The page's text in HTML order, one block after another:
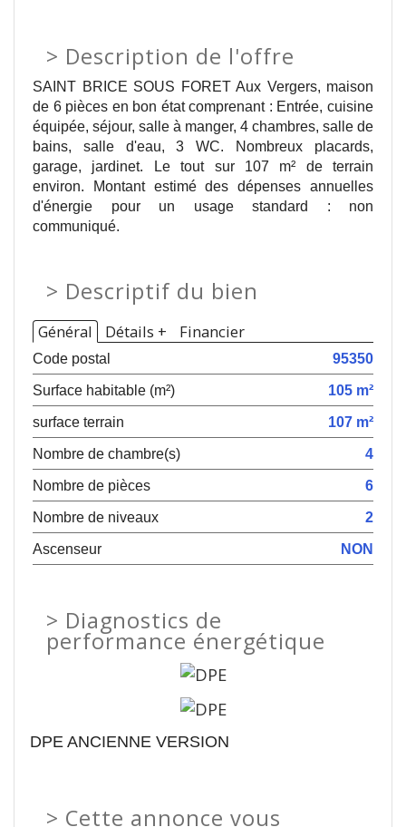
> Description de l'offre
SAINT BRICE SOUS FORET Aux Vergers, maison
de 6 pièces en bon état comprenant : Entrée, cuisine
équipée, séjour, salle à manger, 4 chambres, salle de
bains, salle d'eau, 3 WC. Nombreux placards,
garage, jardinet. Le tout sur 107 m² de terrain
environ. Montant estimé des dépenses annuelles
d'énergie pour un usage standard : non
communiqué.
> Descriptif du bien
Général Détails + Financier
Code postal
95350
Surface habitable (m²)
105 m²
surface terrain
107 m²
Nombre de chambre(s)
4
Nombre de pièces
6
Nombre de niveaux
2
Ascenseur
NON
> Diagnostics de
performance énergétique
DPE ANCIENNE VERSION
> Cette annonce vous